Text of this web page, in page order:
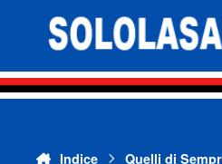
Indice Quelli di